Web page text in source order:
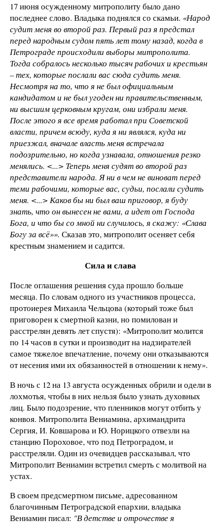
17 июня осужденному митрополиту было дано
последнее слово. Владыка поднялся со скамьи. «Народ
судит меня во второй раз. Первый раз я предстал
перед народным судом пять лет тому назад, когда в
Петрограде происходили выборы митрополита.
Тогда собралось несколько тысяч рабочих и крестьян
– тех, которые послали вас сюда судить меня.
Несмотря на то, что я не был официальным
кандидатом и не был угоден ни правительственным,
ни высшим церковным кругам, они избрали меня.
После этого я все время работал при Советской
власти, причем всюду, куда я ни являлся, куда ни
приезжал, вначале власть меня встречала
подозрительно, но когда узнавала, отношения резко
менялись. <...> Теперь меня судят во второй раз
представители народа. Я ни в чем не виноват перед
теми рабочими, которые вас, судьи, послали судить
меня. <...> Каков бы ни был ваш приговор, я буду
знать, что он вынесен не вами, а идет от Господа
Бога, и что бы со мной ни случилось, я скажу: «Слава
Богу за всё»». Сказав это, митрополит осеняет себя
крестным знамением и садится.
Сила и слава
После оглашения решения суда прошло больше
месяца. По словам одного из участников процесса,
протоиерея Михаила Чельцова (который тоже был
приговорен к смертной казни, но помилован и
расстрелян девять лет спустя): «Митрополит молится
по 14 часов в сутки и производит на надзирателей
самое тяжелое впечатление, почему они отказываются
от несения ими их обязанностей в отношении к нему».
В ночь с 12 на 13 августа осужденных обрили и одели в
лохмотья, чтобы в них нельзя было узнать духовных
лиц. Было подозрение, что пленников могут отбить у
конвоя. Митрополита Вениамина, архимандрита
Сергия, И. Ковшарова и Ю. Норицкого отвезли на
станцию Пороховое, что под Петроградом, и
расстреляли. Один из очевидцев рассказывал, что
Митрополит Вениамин встретил смерть с молитвой на
устах.
В своем предсмертном письме, адресованном
благочинным Петроградской епархии, владыка
Вениамин писал: "В детстве и отрочестве я